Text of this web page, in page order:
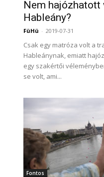
Nem hajózhatott
Hableány?
FüHü - 2019-07-31
Csak egy matróza volt a
Hableánynak, emiatt
egy szakértői
se volt, ami...
Fontos